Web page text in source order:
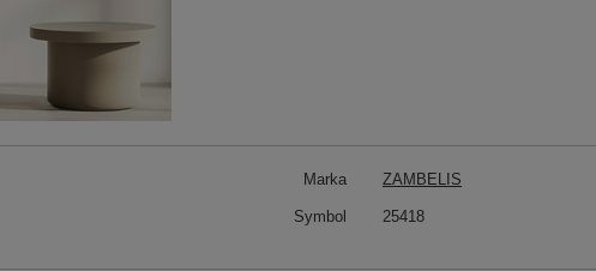
Marka ZAMBELIS
Symbol 25418